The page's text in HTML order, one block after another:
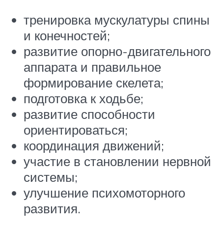
тренировка мускулатуры спины
и конечностей;
развитие опорно-двигательного
аппарата и правильное
формирование скелета;
подготовка к ходьбе;
развитие способности
ориентироваться;
координация движений;
участие в становлении нервной
системы;
улучшение психомоторного
развития.